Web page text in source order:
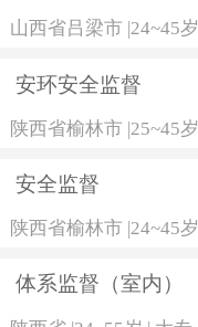
山西省吕梁市 24~45岁
安环安全监督
陕西省榆林市 |25~45岁
安全监督
陕西省榆林市 24~45岁
体系监督（室内）